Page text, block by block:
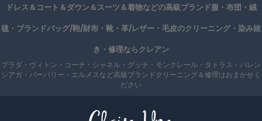
ドレス＆コート＆ダウン＆スーツ＆着物などの高級ブランド服・布団・絨
毯・ブランドバッグ/鞄/財布・靴・革/レザー・毛皮のクリーニング・染み抜
き・修理ならクレアン
プラダ・ヴィトン・コーチ・シャネル・グッチ・モンクレール・タトラス・バレン
シアガ・バーバリー・エルメスなど高級ブランドクリーニング＆修理はおまかせく
ださい